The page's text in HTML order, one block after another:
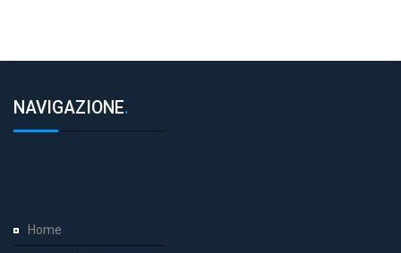
NAVIGAZIONE.
Home